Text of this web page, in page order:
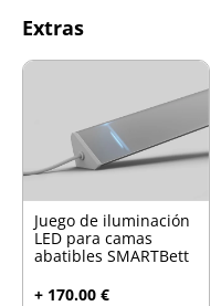
Extras
Juego de iluminación
LED para camas
abatibles SMARTBett
+ 170.00 €